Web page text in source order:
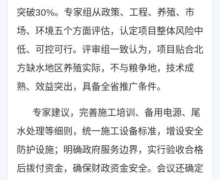
突破30%。专家组从政策、工程、养殖、市
场、环境五个方面评估，认定项目整体风险中
低、可控可行。评审组一致认为，项目贴合北
方缺水地区养殖实际，不与粮争地，技术成
熟、效益突出，具备全省推广条件。
专家建议，完善施工培训、备用电源、尾
水处理等细则，统一施工设备标准，增设安全
防护设施；明确政府服务边界，实行验收合格
后拨付资金，确保财政资金安全。会议还确定